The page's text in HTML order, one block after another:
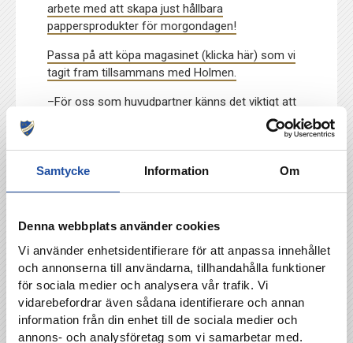
Samtycke Information Om
Denna webbplats använder cookies
Vi använder enhetsidentifierare för att anpassa innehållet
och annonserna till användarna, tillhandahålla funktioner
för sociala medier och analysera vår trafik. Vi
vidarebefordrar även sådana identifierare och annan
information från din enhet till de sociala medier och
annons- och analysföretag som vi samarbetar med.
arbete med att skapa just hållbara
pappersprodukter för morgondagen!
Passa på att köpa magasinet (klicka här) som vi
tagit fram tillsammans med Holmen.
–För oss som huvudpartner känns det viktigt att
kunna stötta klubben på flera olika vis. Samtidigt
som vi bidrar till den långsiktiga utvecklingen av
ungdomsverksamheten och seniorlagen, och inte
minst ett ökat samhällsengagemang, så är det kul
att även kunna bidra med en hållbar och
Skagervik, Marketing & Communications Director
Hör vad Mathilda Holmberg och Alma Ekberg
säger om matchen här.
Matchfakta
IFK Norrköping–Örebro SK Söder 5–0 (1–0)